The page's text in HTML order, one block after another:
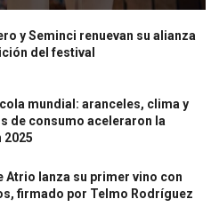
y Seminci renuevan su alianza
del festival
mundial: aranceles, clima y
de consumo aceleraron la
2025
Atrio lanza su primer vino con
firmado por Telmo Rodríguez